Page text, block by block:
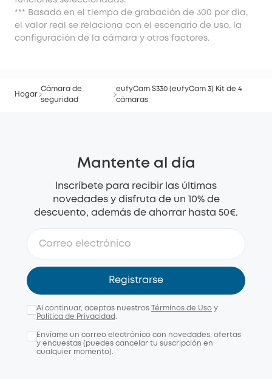
*** Basado en el tiempo de grabación de 300 por día,
el valor real se relaciona con el escenario de uso, la
configuración de la cámara y otros factores.
Hogar
Cámara de
seguridad
eufyCam S330 (eufyCam 3) Kit de 4
cámaras
Mantente al día
Inscríbete para recibir las últimas
novedades y disfruta de un 10% de
descuento, además de ahorrar hasta 50€.
Registrarse
Al continuar, aceptas nuestros Términos de Uso y
Política de Privacidad.
Envíame un correo electrónico con novedades, ofertas
y encuestas (puedes cancelar tu suscripción en
cualquier momento).